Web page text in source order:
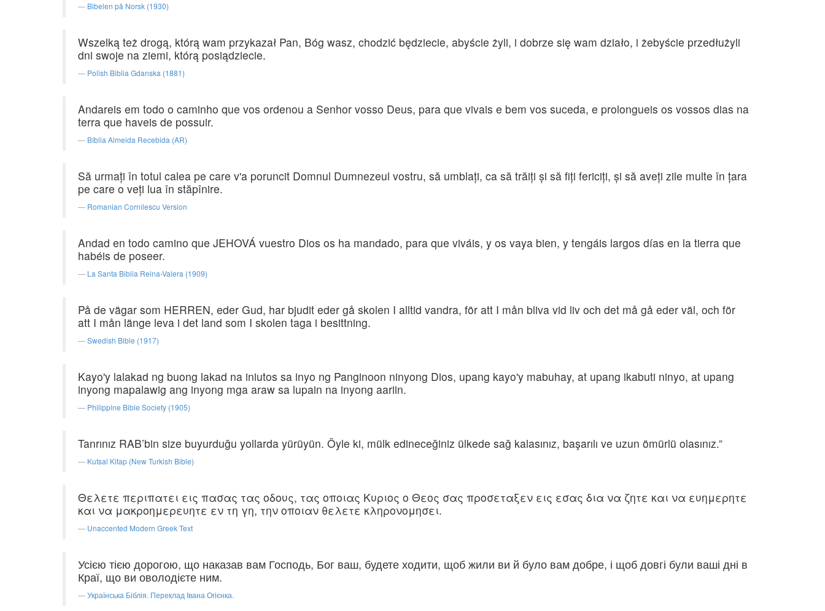
Bibelen på Norsk (1930)
Wszelką też drogą, którą wam przykazał Pan, Bóg wasz, chodzić będziecie, abyście żyli, i dobrze się wam działo, i żebyście przedłużyli
dni swoje na ziemi, którą posiądziecie.
Polish Biblia Gdanska (1881)
Andareis em todo o caminho que vos ordenou a Senhor vosso Deus, para que vivais e bem vos suceda, e prolongueis os vossos dias na
terra que haveis de possuir.
Bíblia Almeida Recebida (AR)
Să urmaţi în totul calea pe care v'a poruncit Domnul Dumnezeul vostru, să umblaţi, ca să trăiţi şi să fiţi fericiţi, şi să aveţi zile multe în ţara
pe care o veţi lua în stăpînire.
Romanian Cornilescu Version
Andad en todo camino que JEHOVÁ vuestro Dios os ha mandado, para que viváis, y os vaya bien, y tengáis largos días en la tierra que
habéis de poseer.
La Santa Biblia Reina-Valera (1909)
På de vägar som HERREN, eder Gud, har bjudit eder gå skolen I alltid vandra, för att I mån bliva vid liv och det må gå eder väl, och för
att I mån länge leva i det land som I skolen taga i besittning.
Swedish Bible (1917)
Kayo'y lalakad ng buong lakad na iniutos sa inyo ng Panginoon ninyong Dios, upang kayo'y mabuhay, at upang ikabuti ninyo, at upang
inyong mapalawig ang inyong mga araw sa lupain na inyong aariin.
Philippine Bible Society (1905)
Tanrınız RAB’bin size buyurduğu yollarda yürüyün. Öyle ki, mülk edineceğiniz ülkede sağ kalasınız, başarılı ve uzun ömürlü olasınız.”
Kutsal Kitap (New Turkish Bible)
Θελετε περιπατει εις πασας τας οδους, τας οποιας Κυριος ο Θεος σας προσεταξεν εις εσας δια να ζητε και να ευημερητε
και να μακροημερευητε εν τη γη, την οποιαν θελετε κληρονομησει.
Unaccented Modern Greek Text
Усією тією дорогою, що наказав вам Господь, Бог ваш, будете ходити, щоб жили ви й було вам добре, і щоб довгі були ваші дні в
Краї, що ви оволодієте ним.
Українська Біблія. Переклад Івана Огієнка.